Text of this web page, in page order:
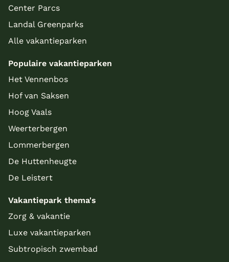
Center Parcs
Landal Greenparks
Alle vakantieparken
Populaire vakantieparken
Het Vennenbos
Hof van Saksen
Hoog Vaals
Weerterbergen
Lommerbergen
De Huttenheugte
De Leistert
Vakantiepark thema's
Zorg & vakantie
Luxe vakantieparken
Subtropisch zwembad